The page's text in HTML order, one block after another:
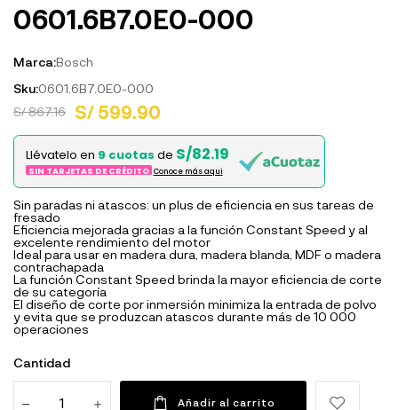
0601.6B7.0E0-000
Marca:Bosch
Sku:0601.6B7.0E0-000
S/ 867.16
S/ 599.90
Llévatelo en 9 cuotas de S/82.19
SIN TARJETAS DE CRÉDITO Conoce más aqui
Sin paradas ni atascos: un plus de eficiencia en sus tareas de
fresado
Eficiencia mejorada gracias a la función Constant Speed y al
excelente rendimiento del motor
Ideal para usar en madera dura, madera blanda, MDF o madera
contrachapada
La función Constant Speed brinda la mayor eficiencia de corte
de su categoría
El diseño de corte por inmersión minimiza la entrada de polvo
y evita que se produzcan atascos durante más de 10 000
operaciones
Cantidad
Añadir al carrito